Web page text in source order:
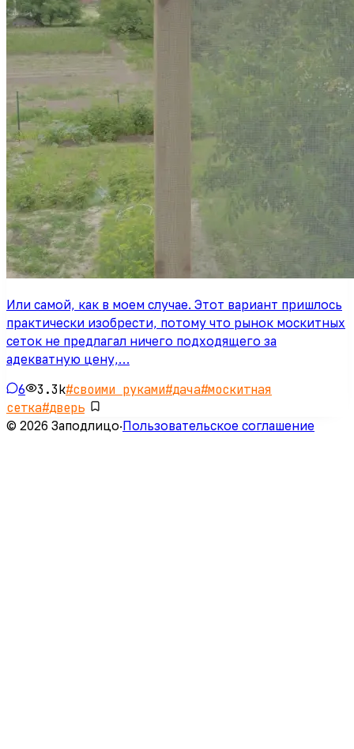
Или самой, как в моем случае. Этот вариант пришлось
практически изобрести, потому что рынок москитных
сеток не предлагал ничего подходящего за
адекватную цену,…
6 3.3k#своими руками#дача#москитная
сетка#дверь
© 2026 Заподлицо· Пользовательское соглашение